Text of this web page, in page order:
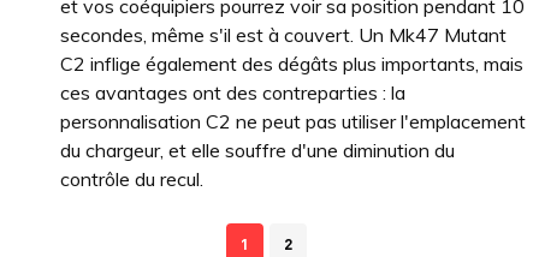
et vos coéquipiers pourrez voir sa position pendant 10
secondes, même s'il est à couvert. Un Mk47 Mutant
C2 inflige également des dégâts plus importants, mais
ces avantages ont des contreparties : la
personnalisation C2 ne peut pas utiliser l'emplacement
du chargeur, et elle souffre d'une diminution du
contrôle du recul.
1 2